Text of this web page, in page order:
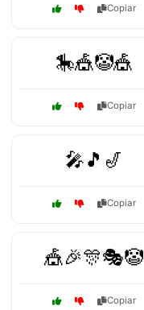
Copiar
🎠🎪🤡🎪
Copiar
🎤🎵🎷
Copiar
🎪🎉🎊🎭🤡
Copiar